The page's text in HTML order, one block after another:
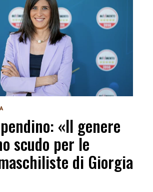
«Il genere
scudo per le
di Giorgia